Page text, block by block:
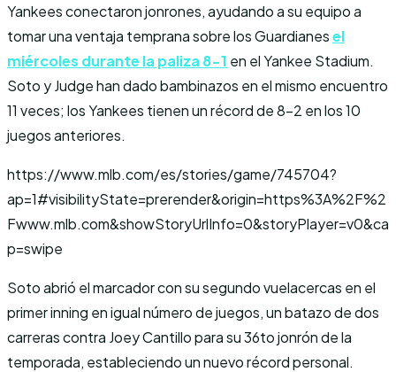
Yankees conectaron jonrones, ayudando a su equipo a
tomar una ventaja temprana sobre los Guardianesel
miércoles durante la paliza 8-1 en el Yankee Stadium.
Soto y Judge han dado bambinazos en el mismo encuentro
11 veces; los Yankees tienen un récord de 8-2 en los 10
juegos anteriores.
https://www.mlb.com/es/stories/game/745704?
ap=1#visibilityState=prerender&origin=https%3A%2F%2
Fwww.mlb.com&showStoryUrlInfo=0&storyPlayer=v0&ca
p=swipe
Soto abrió el marcador con su segundo vuelacercas en el
primer inning en igual número de juegos, un batazo de dos
carreras contra Joey Cantillo para su 36to jonrón de la
temporada, estableciendo un nuevo récord personal.